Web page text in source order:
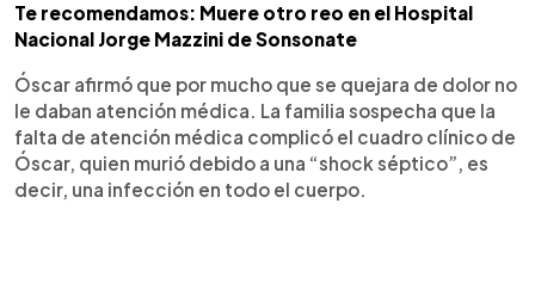
Te recomendamos: Muere otro reo en el Hospital
Nacional Jorge Mazzini de Sonsonate
Óscar afirmó que por mucho que se quejara de dolor no
le daban atención médica. La familia sospecha que la
falta de atención médica complicó el cuadro clínico de
Óscar, quien murió debido a una “shock séptico”, es
decir, una infección en todo el cuerpo.